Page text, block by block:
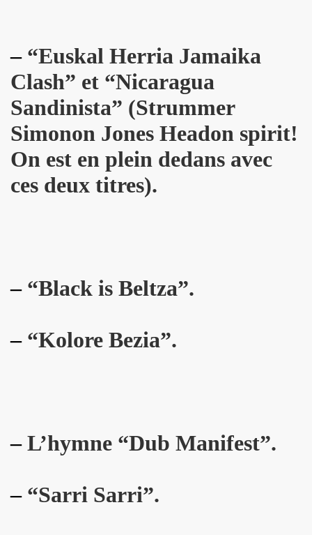
– “Euskal Herria Jamaika
Clash” et “Nicaragua
Sandinista” (Strummer
Simonon Jones Headon spirit!
On est en plein dedans avec
ces deux titres).
– “Black is Beltza”.
– “Kolore Bezia”.
–L’hymne “Dub Manifest”.
– “Sarri Sarri”.
FRANCE ("chante Jacques Duvall") par PIERRE &
detaillee des reeditions remasterisees 2017 des
DUVALL") dans le videoclip scopitone "PATRICIA"
le 29 octobre 2016 au Trianon : compte rendu.
DUVALL", Freaksville, 2016) et CHRISSIE HYNDE
DUVALL" (realise par Benjamin Schoos et Chris
"39 de fievre) de MARIE FRANCE ET LES
DAUGA, JEAN-WILLIAM THOURY et VINCENT
+ concert le 5 decembre 2015 a LA